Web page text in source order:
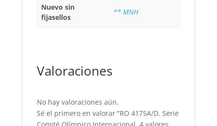
Nuevo sin
fijasellos
** MNH
Valoraciones
No hay valoraciones aún.
Sé el primero en valorar “RO 4175A/D. Serie